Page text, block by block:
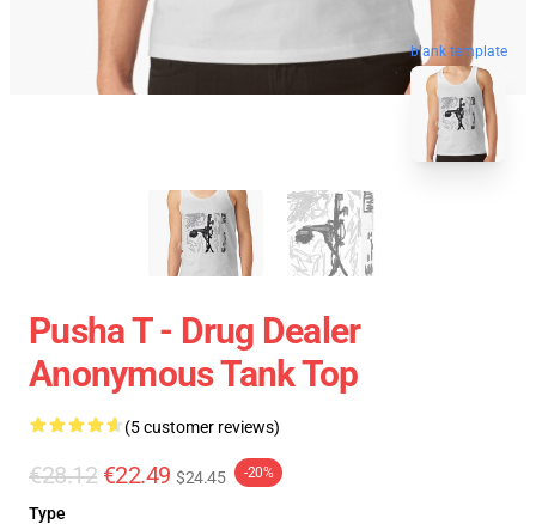
blank template
Pusha T - Drug Dealer
Anonymous Tank Top
(5 customer reviews)
€28.12 €22.49 $24.45 -20%
Type